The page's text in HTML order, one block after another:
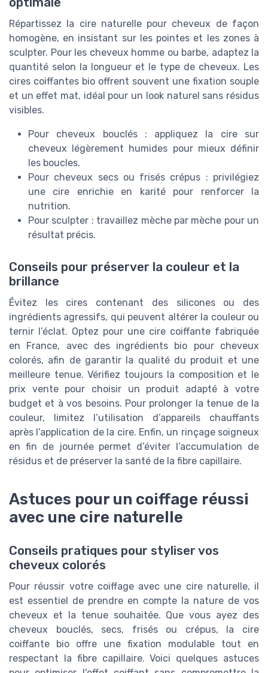
Répartissez la cire naturelle pour cheveux de façon
homogène, en insistant sur les pointes et les zones à
sculpter. Pour les cheveux homme ou barbe, adaptez la
quantité selon la longueur et le type de cheveux. Les
cires coiffantes bio offrent souvent une fixation souple
et un effet mat, idéal pour un look naturel sans résidus
visibles.
Pour cheveux bouclés : appliquez la cire sur
cheveux légèrement humides pour mieux définir
les boucles.
Pour cheveux secs ou frisés crépus : privilégiez
une cire enrichie en karité pour renforcer la
nutrition.
Pour sculpter : travaillez mèche par mèche pour un
résultat précis.
Conseils pour préserver la couleur et la
brillance
Évitez les cires contenant des silicones ou des
ingrédients agressifs, qui peuvent altérer la couleur ou
ternir l’éclat. Optez pour une cire coiffante fabriquée
en France, avec des ingrédients bio pour cheveux
colorés, afin de garantir la qualité du produit et une
meilleure tenue. Vérifiez toujours la composition et le
prix vente pour choisir un produit adapté à votre
budget et à vos besoins. Pour prolonger la tenue de la
couleur, limitez l’utilisation d’appareils chauffants
après l’application de la cire. Enfin, un rinçage soigneux
en fin de journée permet d’éviter l’accumulation de
résidus et de préserver la santé de la fibre capillaire.
Astuces pour un coiffage réussi
avec une cire naturelle
Conseils pratiques pour styliser vos
cheveux colorés
Pour réussir votre coiffage avec une cire naturelle, il
est essentiel de prendre en compte la nature de vos
cheveux et la tenue souhaitée. Que vous ayez des
cheveux bouclés, secs, frisés ou crépus, la cire
coiffante bio offre une fixation modulable tout en
respectant la fibre capillaire. Voici quelques astuces